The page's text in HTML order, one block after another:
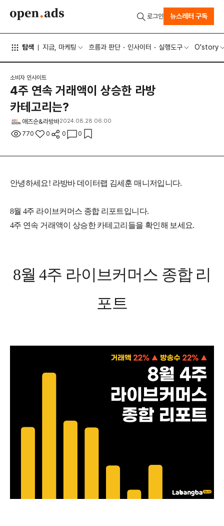
탐색 지금, 마케팅 흐름과 판단 인사이터 실행도구 O'story
로그인 뉴스레터 구독
소비자 인사이트
4주 연속 거래액이 상승한 라방
카테고리는?
애즈순&라방바2024.08.28 06:00
770 0 0 0
안녕하세요! 라방바 데이터랩 김세훈 매니저입니다.
8월 4주 라이브커머스 종합 리포트입니다.
4주 연속 거래액이 상승한 카테고리들을 확인해 보세요.
8월 4주 라이브커머스 종합 리
포트